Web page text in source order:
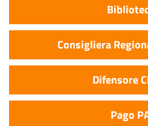
Consigliera
Difensore
Pago